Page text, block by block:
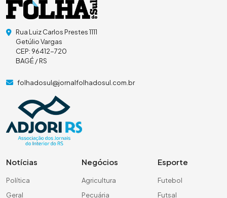
Rua Luiz Carlos Prestes 1111
Getúlio Vargas
CEP: 96412-720
BAGÉ / RS
folhadosul@jornalfolhadosul.com.br
Notícias
Política
Geral
Negócios
Agricultura
Pecuária
Esporte
Futebol
Futsal